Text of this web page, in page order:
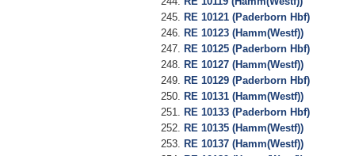
RE 10121 (Paderborn Hbf)
RE 10123 (Hamm(Westf))
RE 10125 (Paderborn Hbf)
RE 10127 (Hamm(Westf))
RE 10129 (Paderborn Hbf)
RE 10131 (Hamm(Westf))
RE 10133 (Paderborn Hbf)
RE 10135 (Hamm(Westf))
RE 10137 (Hamm(Westf))